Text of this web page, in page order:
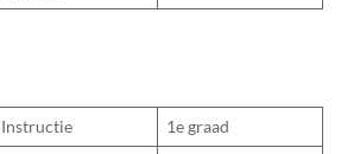
Instructie 1e graad